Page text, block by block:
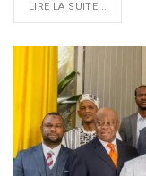
LIRE LA SUITE...